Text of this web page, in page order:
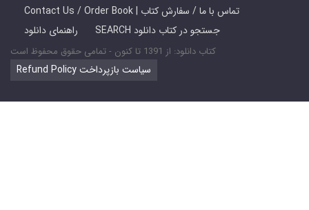
Contact Us / Order Book | تماس با ما / سفارش کتاب
راهنمای دانلود
SEARCH جستجو در کتاب دانلود
کتاب دانلود: از 1391 تا کنون - تمامی حقوق محفوظ است
Refund Policy سیاست بازپرداخت